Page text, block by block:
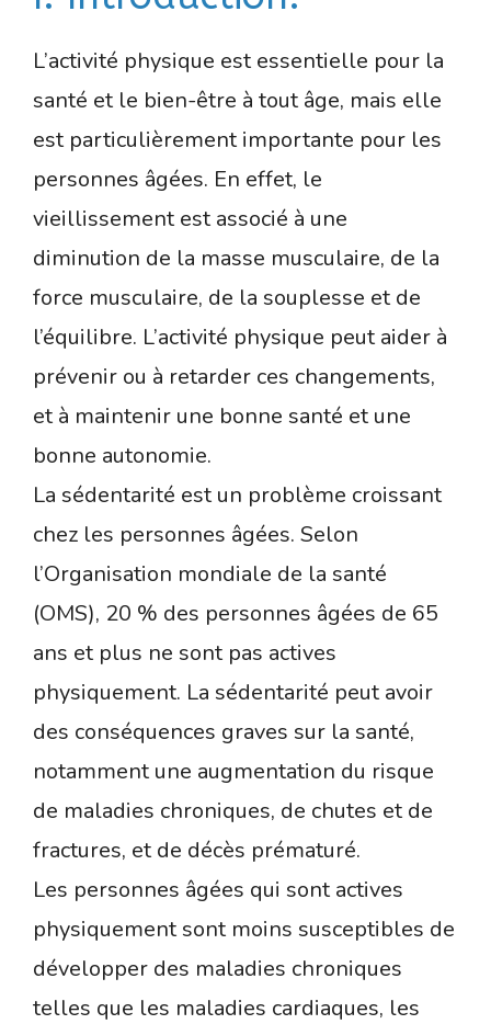
L’activité physique est essentielle pour la
santé et le bien-être à tout âge, mais elle
est particulièrement importante pour les
personnes âgées. En effet, le
vieillissement est associé à une
diminution de la masse musculaire, de la
force musculaire, de la souplesse et de
l’équilibre. L’activité physique peut aider à
prévenir ou à retarder ces changements,
et à maintenir une bonne santé et une
bonne autonomie.
La sédentarité est un problème croissant
chez les personnes âgées. Selon
l’Organisation mondiale de la santé
(OMS), 20 % des personnes âgées de 65
ans et plus ne sont pas actives
physiquement. La sédentarité peut avoir
des conséquences graves sur la santé,
notamment une augmentation du risque
de maladies chroniques, de chutes et de
fractures, et de décès prématuré.
Les personnes âgées qui sont actives
physiquement sont moins susceptibles de
développer des maladies chroniques
telles que les maladies cardiaques, les